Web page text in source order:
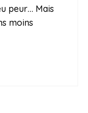
peur… Mais
moins